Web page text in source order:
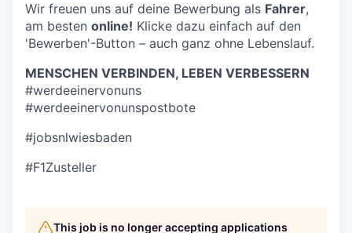
Wir freuen uns auf deine Bewerbung als Fahrer,
am besten online! Klicke dazu einfach auf den
'Bewerben'-Button – auch ganz ohne Lebenslauf.
MENSCHEN VERBINDEN, LEBEN VERBESSERN
#werdeeinervonuns
#werdeeinervonunspostbote
#jobsnlwiesbaden
#F1Zusteller
This job is no longer accepting applications